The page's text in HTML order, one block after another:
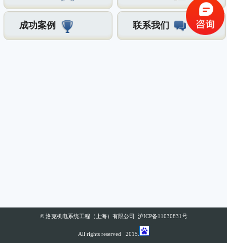
成功案例 联系我们
© 洛克机电系统工程（上海）有限公司 沪ICP备11030831号
All rights reserved 2015.